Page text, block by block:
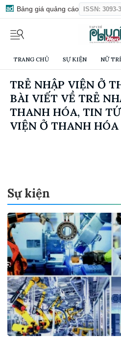
Bảng giá quảng cáo ISSN: 3093-
TRANG CHỦ SỰ KIỆN NỮ
TRẺ NHẬP VIỆN Ở
BÀI VIẾT VỀ TRẺ
THANH HÓA, TIN
VIỆN Ở THANH HÓA
Sự kiện